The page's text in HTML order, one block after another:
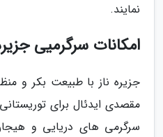
نمایند.
امکانات سرگرمیی
جزیره ناز با طبیعت بکر و
مقصدی ایدئال برای
سرگرمی های دریایی و